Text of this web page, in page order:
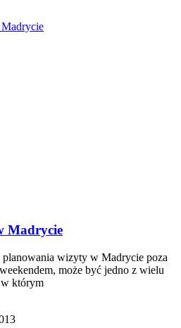
Madrycie
wizyty w Madrycie poza
może być jedno z wielu
w którym